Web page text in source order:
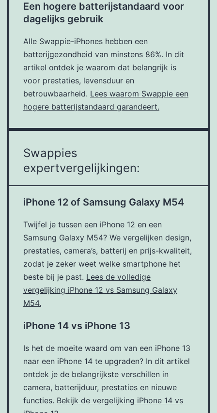
Een hogere batterijstandaard voor
dagelijks gebruik
Alle Swappie-iPhones hebben een
batterijgezondheid van minstens 86%. In dit
artikel ontdek je waarom dat belangrijk is
voor prestaties, levensduur en
betrouwbaarheid. Lees waarom Swappie een
hogere batterijstandaard garandeert.
Swappies
expertvergelijkingen:
iPhone 12 of Samsung Galaxy M54
Twijfel je tussen een iPhone 12 en een
Samsung Galaxy M54? We vergelijken design,
prestaties, camera’s, batterij en prijs-kwaliteit,
zodat je zeker weet welke smartphone het
beste bij je past. Lees de volledige
vergelijking iPhone 12 vs Samsung Galaxy
M54.
iPhone 14 vs iPhone 13
Is het de moeite waard om van een iPhone 13
naar een iPhone 14 te upgraden? In dit artikel
ontdek je de belangrijkste verschillen in
camera, batterijduur, prestaties en nieuwe
functies. Bekijk de vergelijking iPhone 14 vs